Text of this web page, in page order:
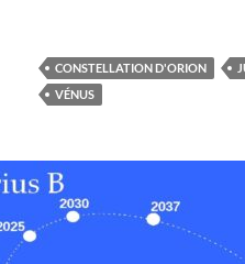
CONSTELLATION D'ORION
VÉNUS